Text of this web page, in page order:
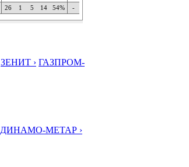
26 1 5 14 54% -
ЗЕНИТ › ГАЗПРОМ-
ДИНАМО-МЕТАР ›